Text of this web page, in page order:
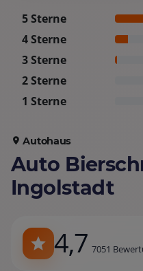
5 Sterne
4 Sterne
3 Sterne
2 Sterne
1 Sterne
Autohaus
Auto
Ingolstadt
4,7 7051